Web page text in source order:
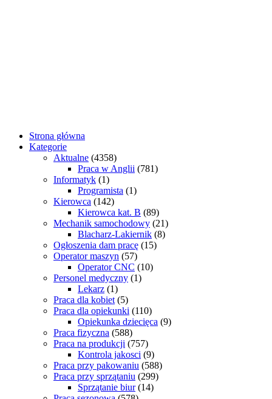
Strona główna
Kategorie
Aktualne (4358)
Praca w Anglii (781)
Informatyk (1)
Programista (1)
Kierowca (142)
Kierowca kat. B (89)
Mechanik samochodowy (21)
Blacharz-Lakiernik (8)
Ogłoszenia dam pracę (15)
Operator maszyn (57)
Operator CNC (10)
Personel medyczny (1)
Lekarz (1)
Praca dla kobiet (5)
Praca dla opiekunki (110)
Opiekunka dziecięca (9)
Praca fizyczna (588)
Praca na produkcji (757)
Kontrola jakosci (9)
Praca przy pakowaniu (588)
Praca przy sprzątaniu (299)
Sprzątanie biur (14)